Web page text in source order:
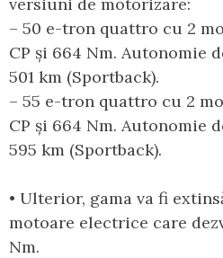
– 50 e-tron quattro cu 2
CP și 664 Nm. Autonomie
501 km (Sportback).
– 55 e-tron quattro cu 2
CP și 664 Nm. Autonomie
595 km (Sportback).
• Ulterior, gama va fi
motoare electrice care
Nm.